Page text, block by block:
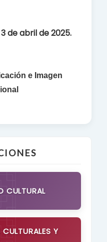
de abril de 2025.
e Imagen
CULTURAL
Y